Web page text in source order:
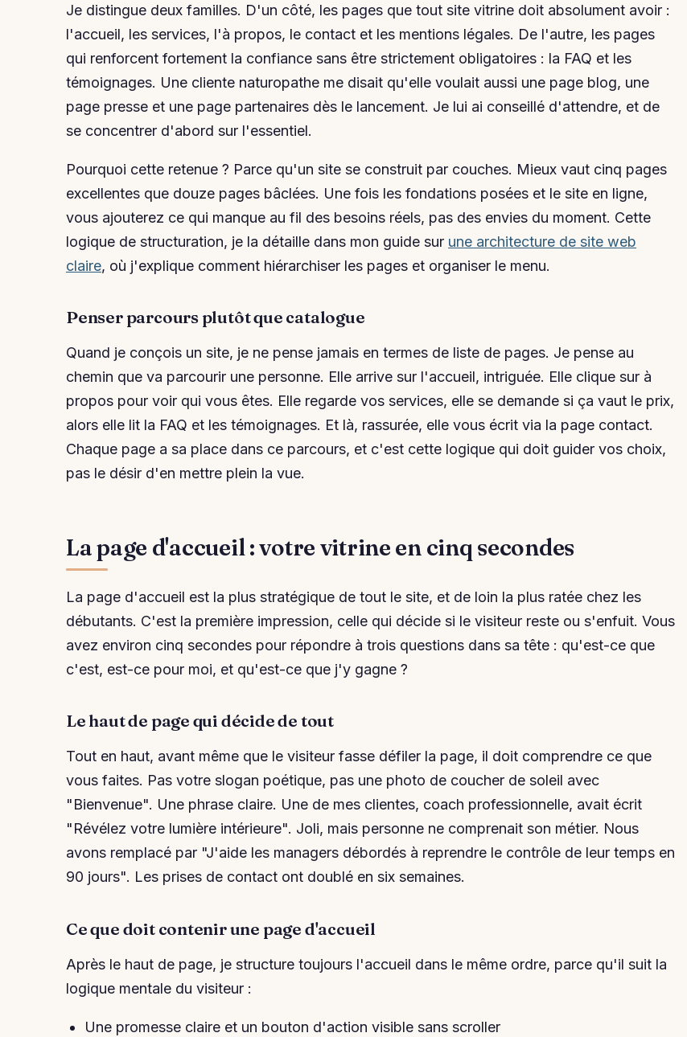
Je distingue deux familles. D'un côté, les pages que tout site vitrine doit absolument avoir :
l'accueil, les services, l'à propos, le contact et les mentions légales. De l'autre, les pages
qui renforcent fortement la confiance sans être strictement obligatoires : la FAQ et les
témoignages. Une cliente naturopathe me disait qu'elle voulait aussi une page blog, une
page presse et une page partenaires dès le lancement. Je lui ai conseillé d'attendre, et de
se concentrer d'abord sur l'essentiel.
Pourquoi cette retenue ? Parce qu'un site se construit par couches. Mieux vaut cinq pages
excellentes que douze pages bâclées. Une fois les fondations posées et le site en ligne,
vous ajouterez ce qui manque au fil des besoins réels, pas des envies du moment. Cette
logique de structuration, je la détaille dans mon guide sur une architecture de site web
claire, où j'explique comment hiérarchiser les pages et organiser le menu.
Penser parcours plutôt que catalogue
Quand je conçois un site, je ne pense jamais en termes de liste de pages. Je pense au
chemin que va parcourir une personne. Elle arrive sur l'accueil, intriguée. Elle clique sur à
propos pour voir qui vous êtes. Elle regarde vos services, elle se demande si ça vaut le prix,
alors elle lit la FAQ et les témoignages. Et là, rassurée, elle vous écrit via la page contact.
Chaque page a sa place dans ce parcours, et c'est cette logique qui doit guider vos choix,
pas le désir d'en mettre plein la vue.
La page d'accueil : votre vitrine en cinq secondes
La page d'accueil est la plus stratégique de tout le site, et de loin la plus ratée chez les
débutants. C'est la première impression, celle qui décide si le visiteur reste ou s'enfuit. Vous
avez environ cinq secondes pour répondre à trois questions dans sa tête : qu'est-ce que
c'est, est-ce pour moi, et qu'est-ce que j'y gagne ?
Le haut de page qui décide de tout
Tout en haut, avant même que le visiteur fasse défiler la page, il doit comprendre ce que
vous faites. Pas votre slogan poétique, pas une photo de coucher de soleil avec
"Bienvenue". Une phrase claire. Une de mes clientes, coach professionnelle, avait écrit
"Révélez votre lumière intérieure". Joli, mais personne ne comprenait son métier. Nous
avons remplacé par "J'aide les managers débordés à reprendre le contrôle de leur temps en
90 jours". Les prises de contact ont doublé en six semaines.
Ce que doit contenir une page d'accueil
Après le haut de page, je structure toujours l'accueil dans le même ordre, parce qu'il suit la
logique mentale du visiteur :
Une promesse claire et un bouton d'action visible sans scroller